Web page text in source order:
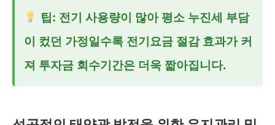
팁: 전기 사용량이 많아 평소 누진세 부담
이 컸던 가정일수록 전기요금 절감 효과가 커
져 투자금 회수기간은 더욱 짧아집니다.